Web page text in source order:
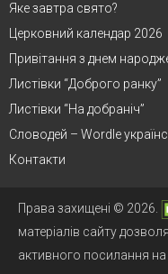
Яке завтра свято?
Церковний календар 2026
Привітання з днем
Листівки “Доброго ранку”
Листівки “На добраніч”
Словодей – Wordle
Контакти
Права захищені © 2026.
матеріалів сайту
активного посилання на